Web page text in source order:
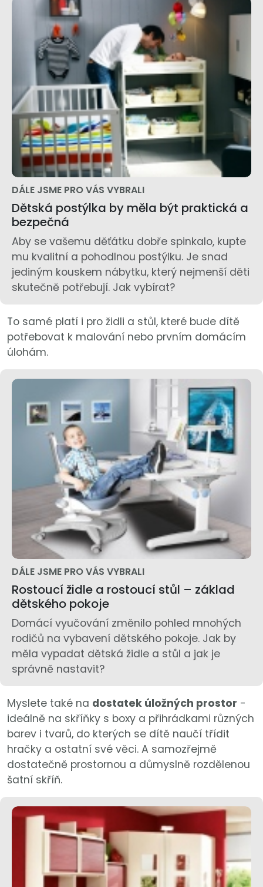
DÁLE JSME PRO VÁS VYBRALI
Dětská postýlka by měla být praktická a
bezpečná
Aby se vašemu děťátku dobře spinkalo, kupte
mu kvalitní a pohodlnou postýlku. Je snad
jediným kouskem nábytku, který nejmenší děti
skutečně potřebují. Jak vybírat?
To samé platí i pro židli a stůl, které bude dítě
potřebovat k malování nebo prvním domácím
úlohám.
DÁLE JSME PRO VÁS VYBRALI
Rostoucí židle a rostoucí stůl – základ
dětského pokoje
Domácí vyučování změnilo pohled mnohých
rodičů na vybavení dětského pokoje. Jak by
měla vypadat dětská židle a stůl a jak je
správně nastavit?
Myslete také na dostatek úložných prostor -
ideálně na skříňky s boxy a přihrádkami různých
barev i tvarů, do kterých se dítě naučí třídit
hračky a ostatní své věci. A samozřejmě
dostatečně prostornou a důmyslně rozdělenou
šatní skříň.